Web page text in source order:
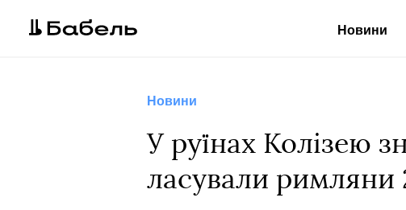
Новини
Новини
У руїнах Колізею
ласували римляни